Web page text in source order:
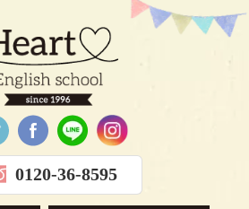
0120-36-8595